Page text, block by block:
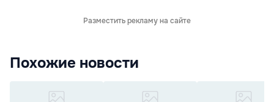
Разместить рекламу на сайте
Похожие новости